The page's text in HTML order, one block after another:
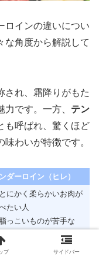
ロインの違いについ
な角度から解説して
され、霜降りがもた
です。一方、 テン
も呼ばれ、驚くほど
わいが特徴です。
ダーロイン（ヒレ）
とにかく柔らかいお肉が
たい人
脂っこいものが苦手な
、ヘルシー志向の人
の女王、赤身、最高級の
プ サイドバー